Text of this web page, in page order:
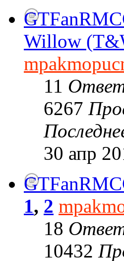
Willow
11
6267
30 апр
1, 2
18
10432